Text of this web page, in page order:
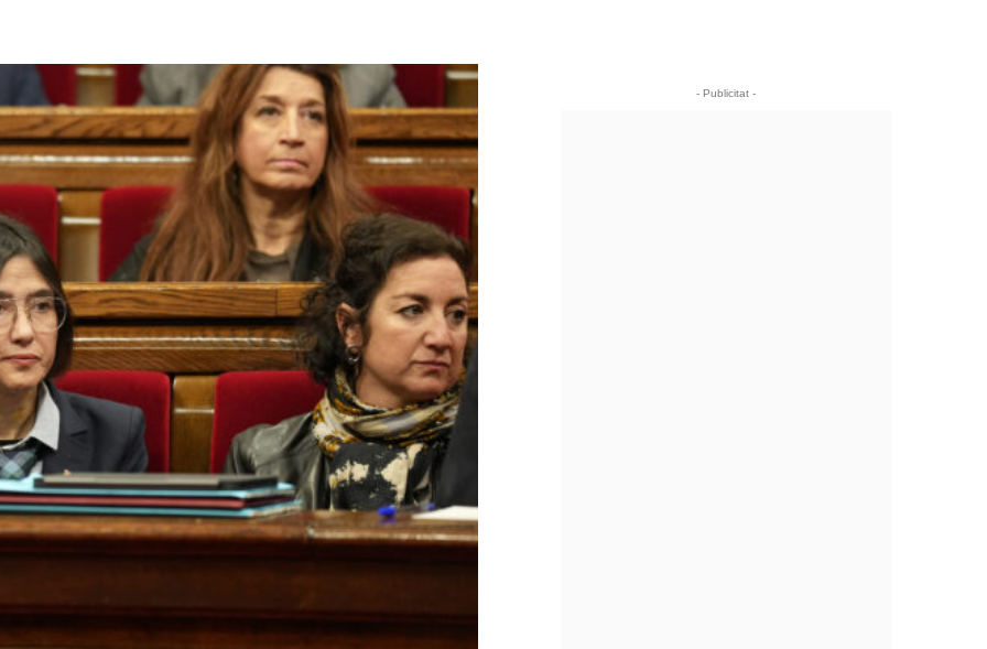
- Publicitat -